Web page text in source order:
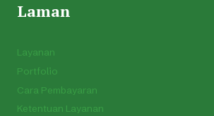
Laman
Layanan
Portfolio
Cara Pembayaran
Ketentuan Layanan